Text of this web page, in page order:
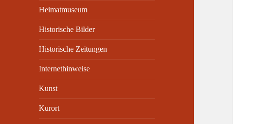
Heimatmuseum
Historische Bilder
Historische Zeitungen
Internethinweise
Kunst
Kurort